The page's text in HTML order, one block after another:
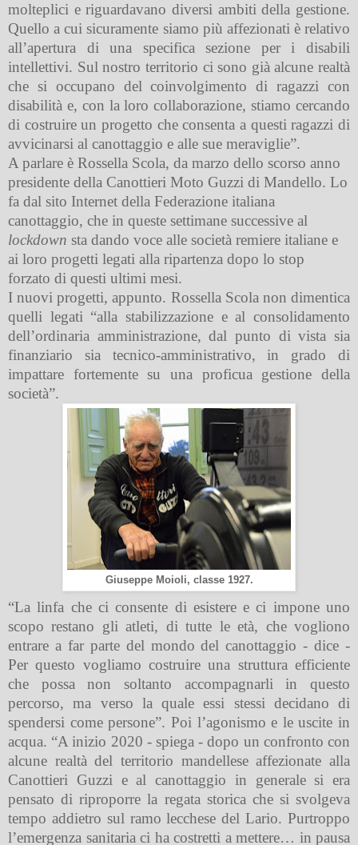
molteplici e riguardavano diversi ambiti della gestione.
Quello a cui sicuramente siamo più affezionati è relativo
all’apertura di una specifica sezione per i disabili
intellettivi. Sul nostro territorio ci sono già alcune realtà
che si occupano del coinvolgimento di ragazzi con
disabilità e, con la loro collaborazione, stiamo cercando
di costruire un progetto che consenta a questi ragazzi di
avvicinarsi al canottaggio e alle sue meraviglie”.
A parlare è Rossella Scola, da marzo dello scorso anno
presidente della Canottieri Moto Guzzi di Mandello. Lo
fa dal sito Internet della Federazione italiana
canottaggio, che in queste settimane successive al
lockdown sta dando voce alle società remiere italiane e
ai loro progetti legati alla ripartenza dopo lo stop
forzato di questi ultimi mesi.
I nuovi progetti, appunto. Rossella Scola non dimentica
quelli legati “alla stabilizzazione e al consolidamento
dell’ordinaria amministrazione, dal punto di vista sia
finanziario sia tecnico-amministrativo, in grado di
impattare fortemente su una proficua gestione della
società”.
Giuseppe Moioli, classe 1927.
“La linfa che ci consente di esistere e ci impone uno
scopo restano gli atleti, di tutte le età, che vogliono
entrare a far parte del mondo del canottaggio - dice -
Per questo vogliamo costruire una struttura efficiente
che possa non soltanto accompagnarli in questo
percorso, ma verso la quale essi stessi decidano di
spendersi come persone”. Poi l’agonismo e le uscite in
acqua. “A inizio 2020 - spiega - dopo un confronto con
alcune realtà del territorio mandellese affezionate alla
Canottieri Guzzi e al canottaggio in generale si era
pensato di riproporre la regata storica che si svolgeva
tempo addietro sul ramo lecchese del Lario. Purtroppo
l’emergenza sanitaria ci ha costretti a mettere… in pausa